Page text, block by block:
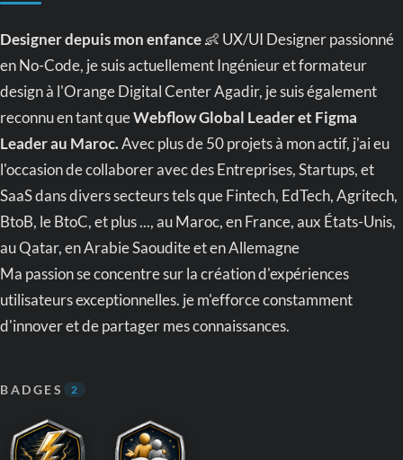
Designer depuis mon enfance👶 UX/UI Designer passionné
en No-Code, je suis actuellement Ingénieur et formateur
design à l'Orange Digital Center Agadir, je suis également
reconnu en tant queWebflow Global Leader et Figma
Leader au Maroc.Avec plus de 50 projets à mon actif, j'ai eu
l'occasion de collaborer avec des Entreprises, Startups, et
SaaS dans divers secteurs tels que Fintech, EdTech, Agritech,
BtoB, le BtoC, et plus ..., au Maroc, en France, aux États-Unis,
au Qatar, en Arabie Saoudite et en Allemagne
Ma passion se concentre sur la création d'expériences
utilisateurs exceptionnelles. je m'efforce constamment
d'innover et de partager mes connaissances.
BADGES 2